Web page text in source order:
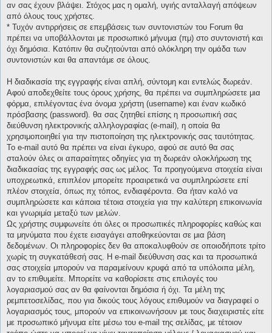
αν σας έχουν βλάψει. Στόχος μας η ομαλή, υγιής ανταλλαγή απόψεων
από όλους τους χρήστες.
* Τυχόν αντιρρήσεις σε επεμβάσεις των συντονιστών του Forum θα
πρέπει να υποβάλλονται με προσωπικό μήνυμα (πμ) στο συντονιστή και
όχι δημόσια. Κατόπιν θα συζητούνται από ολόκληρη την ομάδα των
συντονιστών και θα απαντάμε σε όλους.
Η διαδικασία της εγγραφής είναι απλή, σύντομη και εντελώς δωρεάν.
Αφού αποδεχθείτε τους όρους χρήσης, θα πρέπει να συμπληρώσετε μια
φόρμα, επιλέγοντας ένα όνομα χρήστη (username) και έναν κωδικό
πρόσβασης (password). θα σας ζητηθεί επίσης η προσωπική σας
διεύθυνση ηλεκτρονικής αλληλογραφίας (e-mail), η οποία θα
χρησιμοποιηθεί για την πιστοποίηση της ηλεκτρονικής σας ταυτότητας.
Το e-mail αυτό θα πρέπει να είναι έγκυρο, αφού σε αυτό θα σας
σταλούν όλες οι απαραίτητες οδηγίες για τη δωρεάν ολοκλήρωση της
διαδικασίας της εγγραφής σας ως μέλος. Τα προηγούμενα στοιχεία είναι
υποχρεωτικά, επιπλέον μπορείτε προαιρετικά να συμπληρώσετε επί
πλέον στοιχεία, όπως πχ τόπος, ενδιαφέροντα. Θα ήταν καλό να
συμπληρώσετε και κάποια τέτοια στοιχεία για την καλύτερη επικοινωνία
και γνωριμία μεταξύ των μελών.
Ως χρήστης συμφωνείτε ότι όλες οι προσωπικές πληροφορίες καθώς και
τα μηνύματα που έχετε εισαγάγει αποθηκεύονται σε μια βάση
δεδομένων. Οι πληροφορίες δεν θα αποκαλυφθούν σε οποιοδήποτε τρίτο
χωρίς τη συγκατάθεσή σας. Η e-mail διεύθυνση σας και τα προσωπικά
σας στοιχεία μπορούν να παραμείνουν κρυφά από τα υπόλοιπα μέλη,
αν το επιθυμείτε. Μπορείτε να καθορίσετε στις επιλογές του
λογαριασμού σας αν θα φαίνονται δημόσια ή όχι. Τα μέλη της
ρεμπετοσελίδας, που για δικούς τους λόγους επιθυμούν να διαγραφεί ο
λογαριασμός τους, μπορούν να επικοινωνήσουν με τους διαχειριστές είτε
με προσωπικό μήνυμα είτε μέσω του e-mail της σελίδας, με τέτοιον